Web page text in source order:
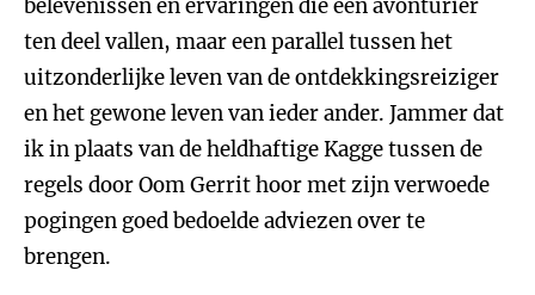
belevenissen en ervaringen die een avonturier
ten deel vallen, maar een parallel tussen het
uitzonderlijke leven van de ontdekkingsreiziger
en het gewone leven van ieder ander. Jammer dat
ik in plaats van de heldhaftige Kagge tussen de
regels door Oom Gerrit hoor met zijn verwoede
pogingen goed bedoelde adviezen over te
brengen.